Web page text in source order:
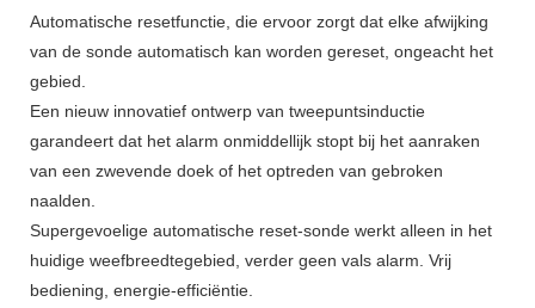
Automatische resetfunctie, die ervoor zorgt dat elke afwijking
van de sonde automatisch kan worden gereset, ongeacht het
gebied.
Een nieuw innovatief ontwerp van tweepuntsinductie
garandeert dat het alarm onmiddellijk stopt bij het aanraken
van een zwevende doek of het optreden van gebroken
naalden.
Supergevoelige automatische reset-sonde werkt alleen in het
huidige weefbreedtegebied, verder geen vals alarm. Vrij
bediening, energie-efficiëntie.